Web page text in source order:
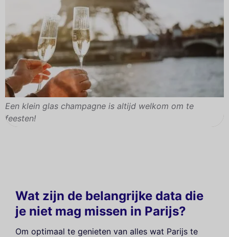
Een klein glas champagne is altijd welkom om te
feesten!
Wat zijn de belangrijke data die
je niet mag missen in Parijs?
Om optimaal te genieten van alles wat Parijs te